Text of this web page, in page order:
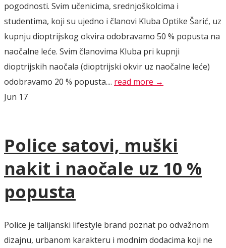
pogodnosti. Svim učenicima, srednjoškolcima i
studentima, koji su ujedno i članovi Kluba Optike Šarić, uz
kupnju dioptrijskog okvira odobravamo 50 % popusta na
naočalne leće. Svim članovima Kluba pri kupnji
dioptrijskih naočala (dioptrijski okvir uz naočalne leće)
odobravamo 20 % popusta.... read more →
Jun 17
Police satovi, muški
nakit i naočale uz 10 %
popusta
Police je talijanski lifestyle brand poznat po odvažnom
dizajnu, urbanom karakteru i modnim dodacima koji ne